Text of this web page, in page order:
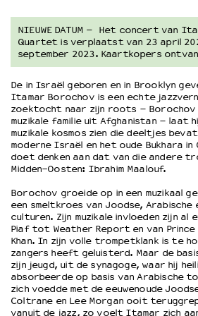
OVER LANTARENVENSTER
Wat we doen
Werken bij
Wie is wie
Word vriend
Historie
Partners
Huisregels
Privacyverklaring
Integriteits- en gedragscode
Duurzaamheid
Culturele boycot Israël
Ruimte voor artistieke vrijheid – VNPF
NIEUWE DATUM – Het concert van
Quartet is verplaatst van 23 april
september 2023. Kaartkopers
De in Israël geboren en in Brooklyn
Itamar Borochov is een echte
zoektocht naar zijn roots − Borochov
muzikale familie uit Afghanistan − laat
muzikale kosmos zien die deeltjes
moderne Israël en het oude Bukhara in
doet denken aan dat van die andere
Midden-Oosten: Ibrahim Maalouf.
Borochov groeide op in een muzikaal
een smeltkroes van Joodse, Arabische
culturen. Zijn muzikale invloeden zijn al
Piaf tot Weather Report en van
Khan. In zijn volle trompetklank is te
zangers heeft geluisterd. Maar de
zijn jeugd, uit de synagoge, waar hij
absorbeerde op basis van Arabische
zich voedde met de eeuwenoude
Coltrane en Lee Morgan ooit
vanuit de jazz, zo voelt Itamar zich